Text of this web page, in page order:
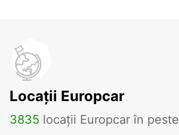
Locații Europcar
3835 locații Europcar în peste